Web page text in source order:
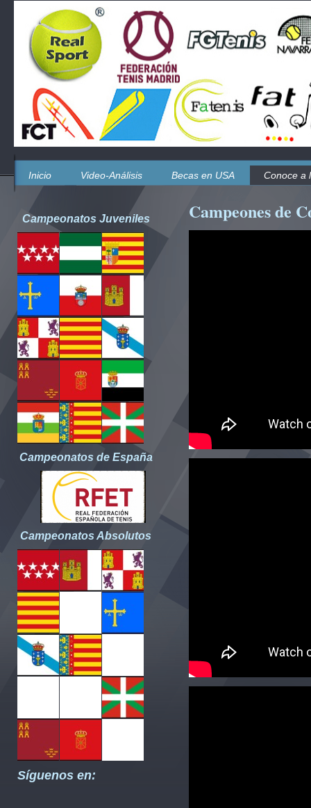
Inicio Video-Análisis Becas en USA Conoce a
Campeones de
Campeonatos Juveniles
Campeonatos de España
Campeonatos Absolutos
Síguenos en: